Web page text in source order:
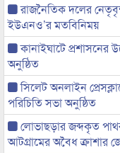
রাজনৈতিক দলের
ইউএনও’র মতবিনিময়
কানাইঘাটে
অনুষ্ঠিত
সিলেট অনলাইন
পরিচিতি সভা অনুষ্ঠিত
লোভাছড়ার জব্দকৃত
আটগ্রামের অবৈধ ক্রাশার